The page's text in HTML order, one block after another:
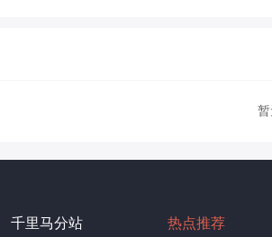
千里马分站 热点推荐